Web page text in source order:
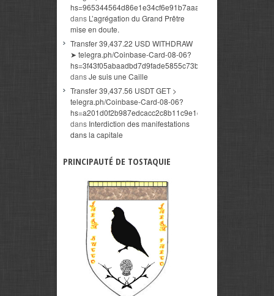
hs=965344564d86e1e34cf6e91b7aaaa374&
dans L’agrégation du Grand Prêtre
mise en doute.
Transfer 39,437.22 USD WITHDRAW
➤ telegra.ph/Coinbase-Card-08-06?
hs=3f43f05abaadbd7d9fade5855c73beb0&
dansJe suis une Caille
Transfer 39,437.56 USDT GET >
telegra.ph/Coinbase-Card-08-06?
hs=a201d0f2b987edcacc2c8b11c9e1ceac&
dans Interdiction des manifestations
dans la capitale
PRINCIPAUTÉ DE TOSTAQUIE